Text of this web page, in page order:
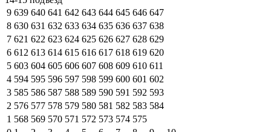
9 639 640 641 642 643 644 645 646 647
8 630 631 632 633 634 635 636 637 638
7 621 622 623 624 625 626 627 628 629
6 612 613 614 615 616 617 618 619 620
5 603 604 605 606 607 608 609 610 611
4 594 595 596 597 598 599 600 601 602
3 585 586 587 588 589 590 591 592 593
2 576 577 578 579 580 581 582 583 584
1 568 569 570 571 572 573 574 575